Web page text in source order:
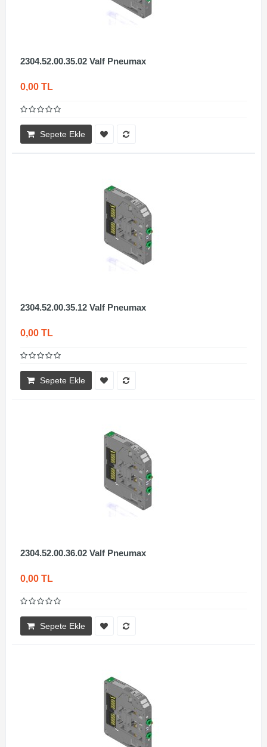
2304.52.00.35.02 Valf Pneumax
0,00 TL
Sepete Ekle
2304.52.00.35.12 Valf Pneumax
0,00 TL
Sepete Ekle
2304.52.00.36.02 Valf Pneumax
0,00 TL
Sepete Ekle